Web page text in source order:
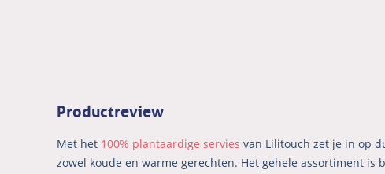
Productreview
Met het 100% plantaardige servies van Lilitouch zet je in op
zowel koude en warme gerechten. Het gehele assortiment